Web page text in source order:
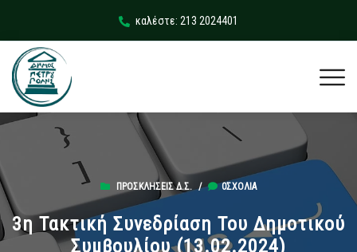
καλέστε: 213 2024401
ΠΡΟΣΚΛΉΣΕΙΣ Δ.Σ. / 0ΣΧΌΛΙΑ
3η Τακτική Συνεδρίαση Του Δημοτικού
Συμβουλίου (13.02.2024)